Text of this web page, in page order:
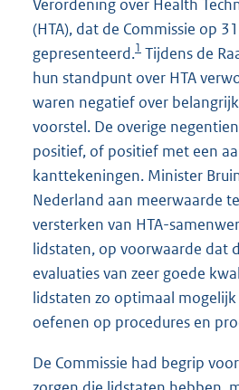
Verordening over Health
(HTA), dat de Commissie op
gepresenteerd.1 Tijdens de
hun standpunt over HTA
waren negatief over
voorstel. De overige
positief, of positief met een
kanttekeningen. Minister
Nederland aan meerwaarde
versterken van HTA-
lidstaten, op voorwaarde dat
evaluaties van zeer goede
lidstaten zo optimaal
oefenen op procedures en
De Commissie had begrip